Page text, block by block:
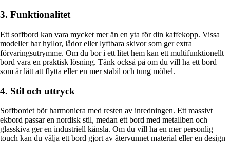
3. Funktionalitet
Ett soffbord kan vara mycket mer än en yta för din kaffekopp. Vissa
modeller har hyllor, lådor eller lyftbara skivor som ger extra
förvaringsutrymme. Om du bor i ett litet hem kan ett multifunktionellt
bord vara en praktisk lösning. Tänk också på om du vill ha ett bord
som är lätt att flytta eller en mer stabil och tung möbel.
4. Stil och uttryck
Soffbordet bör harmoniera med resten av inredningen. Ett massivt
ekbord passar en nordisk stil, medan ett bord med metallben och
glasskiva ger en industriell känsla. Om du vill ha en mer personlig
touch kan du välja ett bord gjort av återvunnet material eller en design